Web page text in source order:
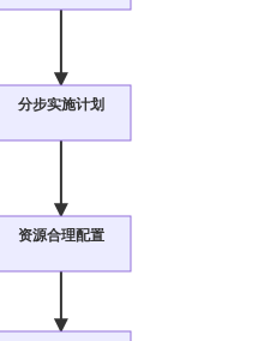
分步实施计划
资源合理配置